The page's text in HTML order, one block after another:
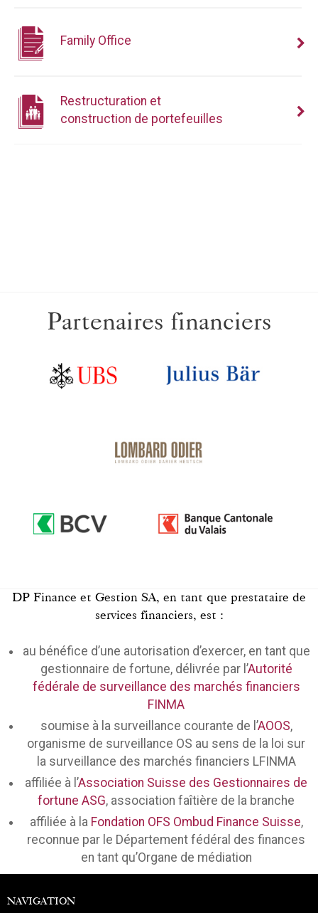
Family Office
Restructuration et
construction de portefeuilles
Partenaires financiers
DP Finance et Gestion SA, en tant que prestataire de
services financiers, est :
au bénéfice d’une autorisation d’exercer, en tant que
gestionnaire de fortune, délivrée par l’Autorité
fédérale de surveillance des marchés financiers
FINMA
soumise à la surveillance courante de l’AOOS,
organisme de surveillance OS au sens de la loi sur
la surveillance des marchés financiers LFINMA
affiliée à l’Association Suisse des Gestionnaires de
fortune ASG, association faîtière de la branche
affiliée à la Fondation OFS Ombud Finance Suisse,
reconnue par le Département fédéral des finances
en tant qu’Organe de médiation
NAVIGATION